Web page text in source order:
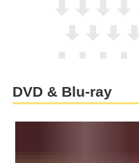
DVD & Blu-ray